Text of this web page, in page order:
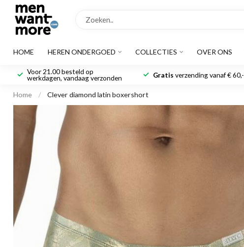
HOME HEREN ONDERGOED COLLECTIES OVER ONS
Voor 21.00 besteld op
werkdagen, vandaag verzonden Gratis verzending vanaf € 60,-
Home / Clever diamond latin boxershort